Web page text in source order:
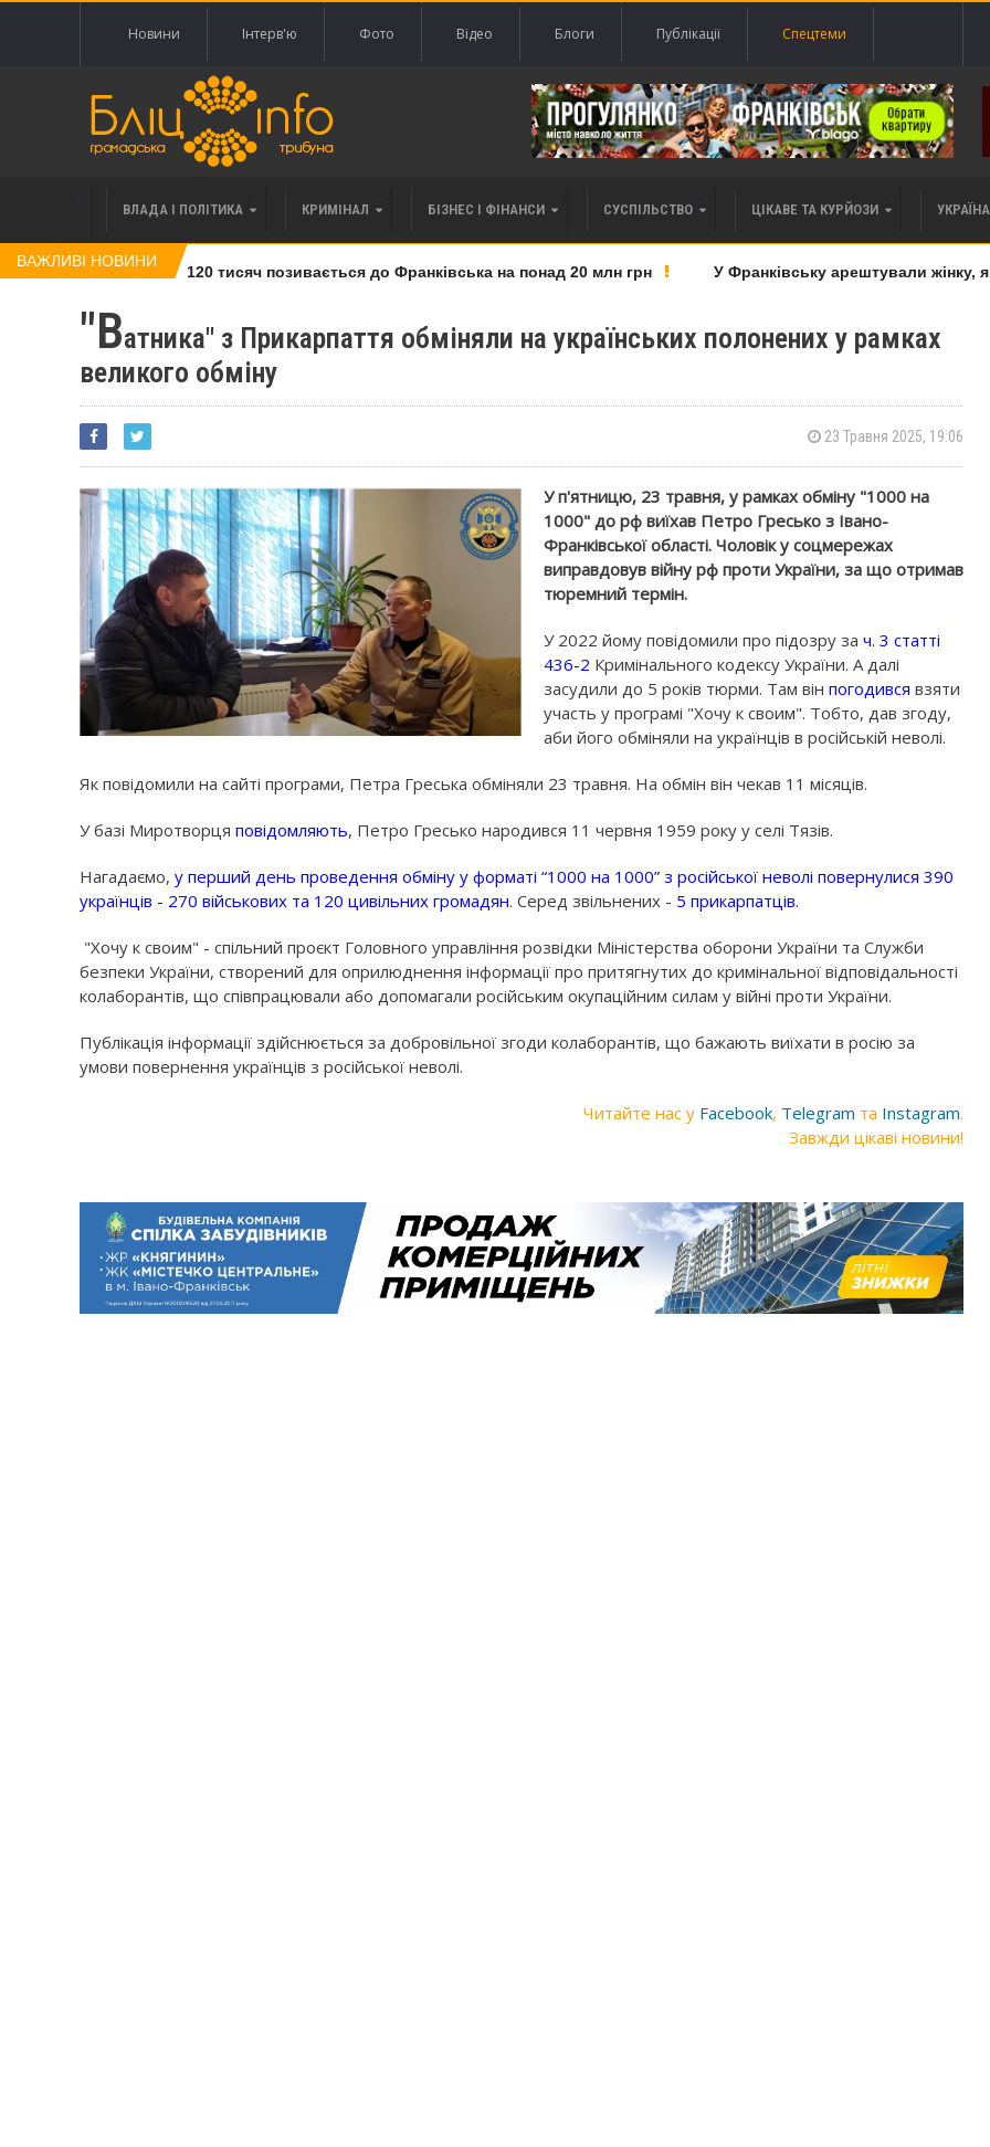
Новини Інтерв'ю Фото Відео Блоги Публікації Спецтеми
ВЛАДА І ПОЛІТИКА КРИМІНАЛ БІЗНЕС І ФІНАНСИ СУСПІЛЬСТВО ЦІКАВЕ ТА КУРЙОЗИ
ВАЖЛИВІ НОВИНИ
права вимоги за 120 тисяч позивається до Франківська на понад 20 млн грн У Франківську арештували жінку,
"Ватника" з Прикарпаття обміняли на українських полонених у рамках
великого обміну
23 Травня 2025, 19:06
У п'ятницю, 23 травня, у рамках обміну "1000 на
1000" до рф виїхав Петро Гресько з Івано-
Франківської області. Чоловік у соцмережах
виправдовув війну рф проти України, за що отримав
тюремний термін.
У 2022 йому повідомили про підозру за ч. 3 статті
436-2 Кримінального кодексу України. А далі
засудили до 5 років тюрми. Там він погодився взяти
участь у програмі "Хочу к своим". Тобто, дав згоду,
аби його обміняли на українців в російській неволі.
Як повідомили на сайті програми, Петра Греська обміняли 23 травня. На обмін він чекав 11 місяців.
У базі Миротворця повідомляють, Петро Гресько народився 11 червня 1959 року у селі Тязів.
Нагадаємо, у перший день проведення обміну у форматі “1000 на 1000” з російської неволі повернулися 390
українців - 270 військових та 120 цивільних громадян. Серед звільнених - 5 прикарпатців.
"Хочу к своим" - спільний проєкт Головного управління розвідки Міністерства оборони України та Служби
безпеки України, створений для оприлюднення інформації про притягнутих до кримінальної відповідальності
колаборантів, що співпрацювали або допомагали російським окупаційним силам у війні проти України.
Публікація інформації здійснюється за добровільної згоди колаборантів, що бажають виїхати в росію за
умови повернення українців з російської неволі.
Читайте нас у Facebook, Telegram та Instagram.
Завжди цікаві новини!